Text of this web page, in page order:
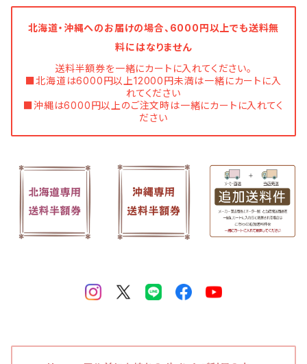
北海道・沖縄へのお届けの場合、6000円以上でも送料無
料にはなりません
送料半額券を一緒にカートに入れてください。
■北海道は6000円以上12000円未満は一緒にカートに入
れてください
■沖縄は6000円以上のご注文時は一緒にカートに入れてく
ださい